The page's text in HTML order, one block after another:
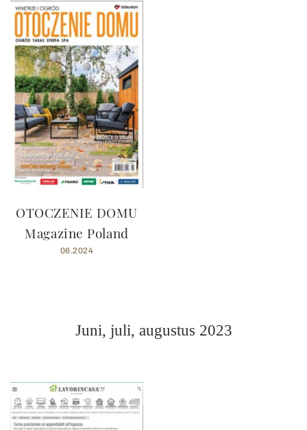
OTOCZENIE DOMU
Magazine Poland
06.2024
Juni, juli, augustus 2023